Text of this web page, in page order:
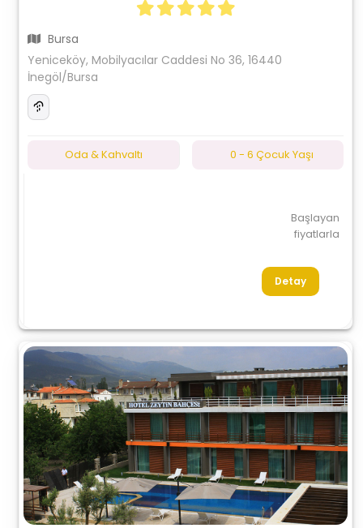
Bursa
Yeniceköy, Mobilyacılar Caddesi No 36, 16440
İnegöl/Bursa
Oda & Kahvaltı 0 - 6 Çocuk Yaşı
Başlayan
fiyatlarla
Detay